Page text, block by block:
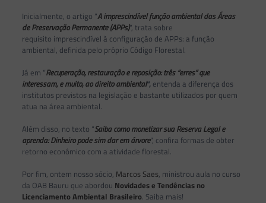
Inicialmente, o artigo “A imprescindível função ambiental das Áreas
de Preservação Permanente (APPs)“, trata sobre
requisito imprescindível à configuração de APPs: a função
ambiental, definida pelo próprio Código Florestal.
Já em “Recuperação, restauração e reposição: três “erres” que
interessam, e muito, ao direito ambiental“, entenda a diferença dos
institutos previstos na legislação e bastante utilizados por quem
atua na área ambiental.
Além disso, no texto “Saiba como monetizar sua Reserva Legal e
aprenda: Dinheiro pode sim dar em árvore“, confira formas de obter
retorno econômico com a atividade florestal.
Por fim, ontem nosso sócio, Marcos Saes, ministrou aula no curso
da OAB Bauru que abordou Novidades e Tendências no
Licenciamento Ambiental Brasileiro. Saiba mais!